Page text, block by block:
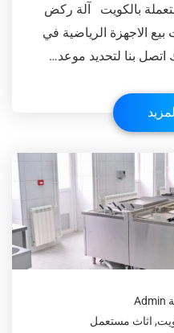
بالكويت آلة ركض
الاجهزة الرياضية في
بنا لتحديد موعد…
Admin
, اثاث مستعمل